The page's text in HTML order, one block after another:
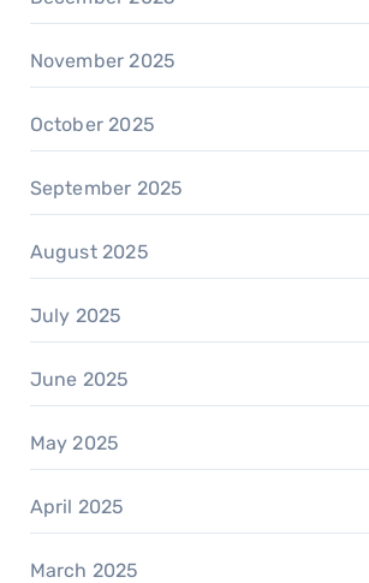
November 2025
October 2025
September 2025
August 2025
July 2025
June 2025
May 2025
April 2025
March 2025